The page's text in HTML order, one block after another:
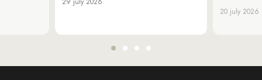
20 july 2026